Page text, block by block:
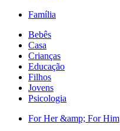
Família
Bebês
Casa
Crianças
Educação
Filhos
Jovens
Psicologia
For Her &amp; For Him